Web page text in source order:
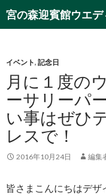
宮の森迎賓館ウエデ
検
索
ン
ツ
へ
移
動
イベント, 記念日
月に１度の
ーサリーパ
い事はぜひ
レスで！
2016年10月24日 編集
皆さまこんにちはデザ